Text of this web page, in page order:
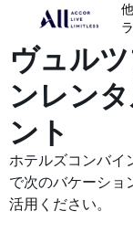
ヴュル
ンレン
ント
ホテルズコンバイ
で次のバケーショ
活用ください。